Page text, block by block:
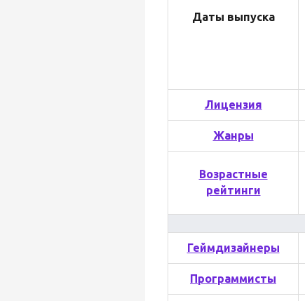
Даты выпуска
Лицензия
Жанры
Возрастные
рейтинги
Геймдизайнеры
Программисты